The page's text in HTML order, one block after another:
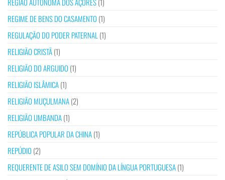
REGIME DE BENS DO CASAMENTO (1)
REGULAÇÃO DO PODER PATERNAL (1)
RELIGIÃO CRISTÃ(1)
RELIGIÃO DO ARGUIDO (1)
RELIGIÃO ISLÂMICA(1)
RELIGIÃO MUÇULMANA(2)
RELIGIÃO UMBANDA(1)
REPÚBLICA POPULAR DA CHINA(1)
REPÚDIO (2)
REQUERENTE DE ASILO SEM DOMÍNIO DA LÍNGUA PORTUGUESA(1)